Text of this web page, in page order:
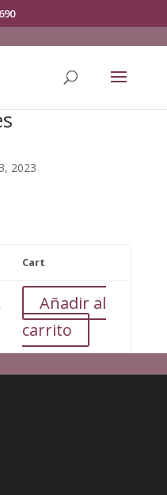
2023
Cart
El
precio
es:
Añadir al
carrito